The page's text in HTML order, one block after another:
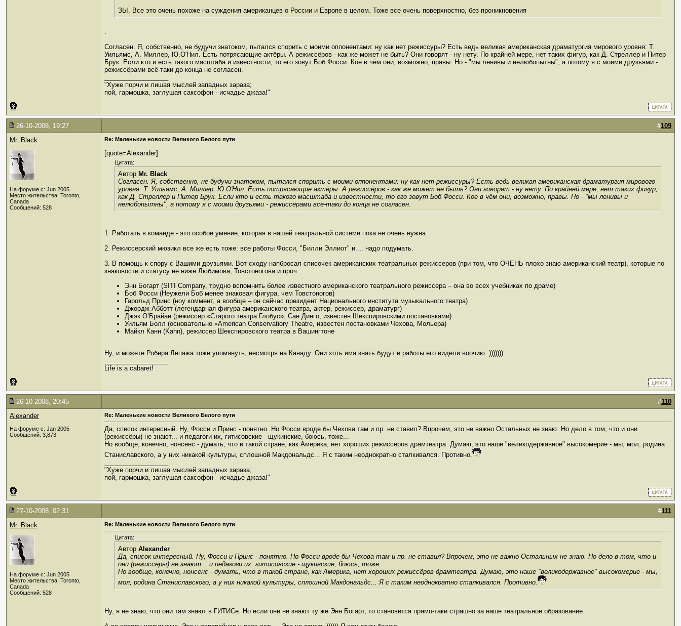
ЗЫ. Все это очень похоже на суждения американцев о России и Европе в целом. Тоже все очень поверхностно, без проникновения
.
Согласен. Я, собственно, не будучи знатоком, пытался спорить с моими оппонентами: ну как нет режиссуры? Есть ведь великая американская драматургия мирового уровня: Т.
Уильямс, А. Миллер, Ю.О'Нил. Есть потрясающие актёры. А режиссёров - как же может не быть? Они говорят - ну нету. По крайней мере, нет таких фигур, как Д. Стреллер и Питер
Брук. Если кто и есть такого масштаба и известности, то его зовут Боб Фосси. Кое в чём они, возможно, правы. Но - "мы ленивы и нелюбопытны", а потому я с моими друзьями -
режиссёрами всё-таки до конца не согласен.
"Хуже порчи и лишая мыслей западных зараза;
пой, гармошка, заглушая саксофон - исчадье джаза!"
26-10-2008, 19:27 #109
Mr. Black
На форуме с: Jun 2005
Место жительства: Toronto,
Canada
Сообщений: 528
Re: Маленькие новости Великого Белого пути
[quote=Alexander]
Цитата:
Автор Mr. Black
Согласен. Я, собственно, не будучи знатоком, пытался спорить с моими оппонентами: ну как нет режиссуры? Есть ведь великая американская драматургия мирового
уровня: Т. Уильямс, А. Миллер, Ю.О'Нил. Есть потрясающие актёры. А режиссёров - как же может не быть? Они говорят - ну нету. По крайней мере, нет таких фигур,
как Д. Стреллер и Питер Брук. Если кто и есть такого масштаба и известности, то его зовут Боб Фосси. Кое в чём они, возможно, правы. Но - "мы ленивы и
нелюбопытны", а потому я с моими друзьями - режиссёрами всё-таки до конца не согласен.
1. Работать в команде - это особое умение, которая в нашей театральной системе пока не очень нужна.
2. Режиссерский мюзикл все же есть тоже: все работы Фосси, "Билли Эллиот" и.... надо подумать.
3. В помощь к спору с Вашими друзьями. Вот сходу напбросал списочек американских театральных режиссеров (при том, что ОЧЕНЬ плохо знаю американский театр), которые по
знаковости и статусу не ниже Любимова, Товстоногова и проч.
Энн Богарт (SITI Company, трудно вспомнить более известного американского театрального режиссера – она во всех учебниках по драме)
Боб Фосси (Неужели Боб менее знаковая фигура, чем Товстоногов)
Гарольд Принс (ноу коммент, а вообще – он сейчас президент Национального института музыкального театра)
Джордж Абботт (легендарная фигура американского театра, актер, режиссер, драматург)
Джэк О’Брайан (режиссер «Старого театра Глобус», Сан Диего, известен Шекспировскими постановками)
Уильям Болл (основательно «American Conservatiory Theatre, известен постановками Чехова, Мольера)
Майкл Канн (Kahn), режиссер Шекспировского театра в Вашингтоне
Ну, и можете Робера Лепажа тоже упомянуть, несмотря на Канаду. Они хоть имя знать будут и работы его видели воочию. )))))))
Life is a cabaret!
26-10-2008, 20:45 #110
Alexander
На форуме с: Jan 2005
Сообщений: 3,873
Re: Маленькие новости Великого Белого пути
Да, список интересный. Ну, Фосси и Принс - понятно. Но Фосси вроде бы Чехова там и пр. не ставил? Впрочем, это не важно Остальных не знаю. Но дело в том, что и они
(режиссёры) не знают... и педагоги их, гитисовские - щукинские, боюсь, тоже...
Но вообще, конечно, нонсенс - думать, что в такой стране, как Америка, нет хороших режиссёров драмтеатра. Думаю, это наше "великодержавное" высокомерие - мы, мол, родина
Станиславского, а у них никакой культуры, сплошной Макдональдс... Я с таким неоднократно сталкивался. Противно.
"Хуже порчи и лишая мыслей западных зараза;
пой, гармошка, заглушая саксофон - исчадье джаза!"
27-10-2008, 02:31 #111
Mr. Black
На форуме с: Jun 2005
Место жительства: Toronto,
Canada
Сообщений: 528
Re: Маленькие новости Великого Белого пути
Цитата:
Автор Alexander
Да, список интересный. Ну, Фосси и Принс - понятно. Но Фосси вроде бы Чехова там и пр. не ставил? Впрочем, это не важно Остальных не знаю. Но дело в том, что и
они (режиссёры) не знают... и педагоги их, гитисовские - щукинские, боюсь, тоже...
Но вообще, конечно, нонсенс - думать, что в такой стране, как Америка, нет хороших режиссёров драмтеатра. Думаю, это наше "великодержавное" высокомерие - мы,
мол, родина Станиславского, а у них никакой культуры, сплошной Макдональдс... Я с таким неоднократно сталкивался. Противно.
Ну, я не знаю, что они там знают в ГИТИСе. Но если они не знают ту же Энн Богарт, то становится прямо-таки страшно за наше театральное образование.